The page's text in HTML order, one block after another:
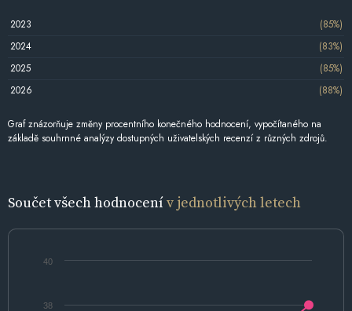
2023
(85%)
2024
(83%)
2025
(85%)
2026
(88%)
Graf znázorňuje změny procentního konečného hodnocení, vypočítaného na
základě souhrnné analýzy dostupných uživatelských recenzí z různých zdrojů.
Součet všech hodnocenív jednotlivých letech
38
40